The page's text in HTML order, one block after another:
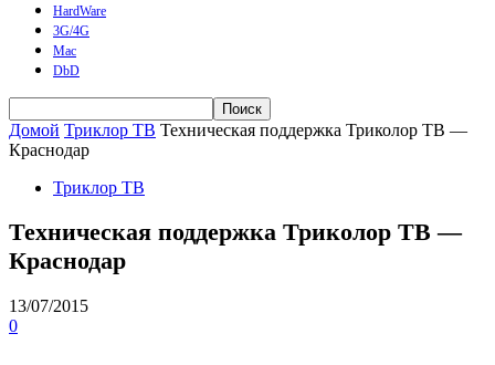
HardWare
3G/4G
Mac
DbD
Домой Триклор ТВ Техническая поддержка Триколор ТВ —
Краснодар
Триклор ТВ
Техническая поддержка Триколор ТВ —
Краснодар
13/07/2015
0